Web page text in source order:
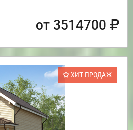
от 3514700
ХИТ ПРОДАЖ